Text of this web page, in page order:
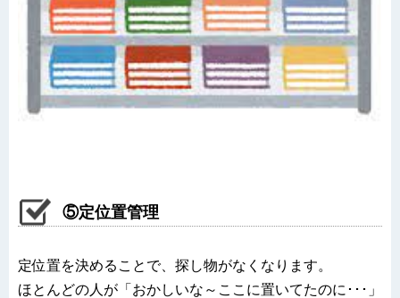
⑤定位置管理
定位置を決めることで、探し物がなくなります。
ほとんどの人が「おかしいな～ここに置いてたのに･･･」